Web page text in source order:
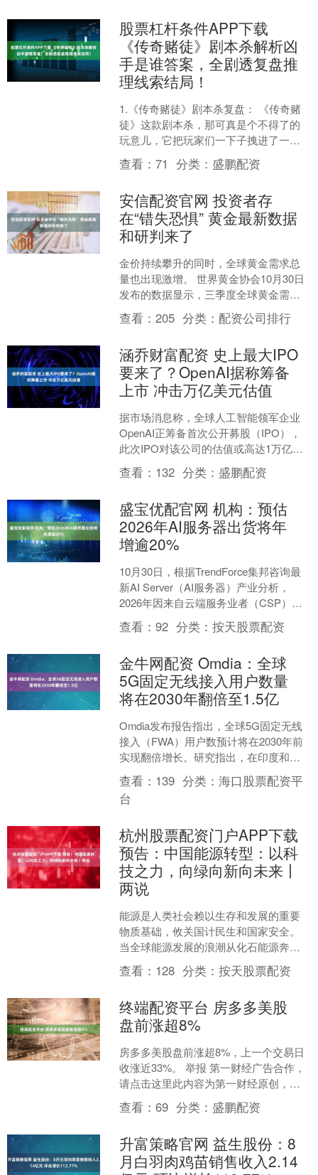
股票杠杆条件APP下载
《传奇赌徒》剧本杀解析凶
手是谁答案，全剧透复盘推
理线索结局！
1.《传奇赌徒》剧本杀复盘： 《传奇赌
徒》这款剧本杀，那可真是个不得了的
玩意儿，它把玩家们一下子拽进了一个
超有悬念的世界里，那种感觉，就跟坐
过山车似的，一会儿上....
查看：71 分类： 盛鹏配资
安信配资官网 投资者存
在“错失恐惧” 黄金最新数据
和研判来了
金价持续攀升的同时，全球黄金需求总
量也出现激增。 世界黄金协会10月30日
发布的数据显示，三季度全球黄金需求
总量（包含场外交易 ）达1313吨，需求
总金额达14....
查看：205 分类：配资公司排行
涵乔财富配资 史上最大IPO
要来了？OpenAI据称筹备
上市 冲击万亿美元估值
据市场消息称，全球人工智能领军企业
OpenAI正筹备首次公开募股（IPO），
此次IPO对该公司的估值或高达1万亿美
元。这有望缔造史上规模最大的IPO。
业内人士....
查看： 132 分类： 盛鹏配资
盛宝优配官网 机构：预估
2026年AI服务器出货将年
增逾20%
10月30日，根据TrendForce集邦咨询最
新AI Server（AI服务器）产业分析，
2026年因来自云端服务业者（CSP）、
主权云的需求持续稳健，对GP....
查看：92 分类：按天股票配资
金牛网配资 Omdia：全球
5G固定无线接入用户数量
将在2030年翻倍至1.5亿
Omdia发布报告指出，全球5G固定无线
接入（FWA）用户数预计将在2030年前
实现翻倍增长。研究指出，在印度和美
国等主要市场的带动下，FWA 正展现出
强劲的发....
查看： 139 分类：海口股票配资平
台
杭州股票配资门户APP下载
预告：中国能源转型：以科
技之力，向绿向新向未来丨
两说
能源是人类社会赖以生存和发展的重要
物质基础，攸关国计民生和国家安全。
当全球能源发展的浪潮从化石能源奔涌
向新能源，中国承担了怎样的角色？当
脱碳和零碳成为能源绿色转....
查看： 128 分类：按天股票配资
终端配资平台 房多多美股
盘前涨超8%
房多多美股盘前涨超8%，上一个交易日
收涨近33%。 举报 第一财经广告合作，
请点击这里此内容为第一财经原创，著
作权归第一财经所有。未经第一财经书
面授权，不得以任....
查看：69 分类： 盛鹏配资
升富策略官网 益生股份：8
月白羽肉鸡苗销售收入2.14